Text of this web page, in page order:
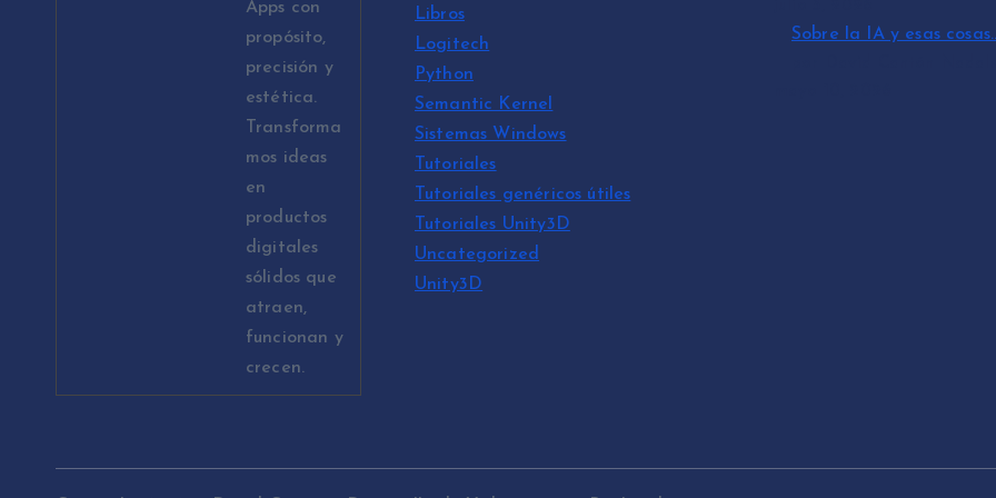
Apps con
propósito,
precisión y
estética.
Transforma
mos ideas
en
productos
digitales
sólidos que
atraen,
funcionan y
crecen.
Libros
Logitech
Python
Semantic Kernel
Sistemas Windows
Tutoriales
Tutoriales genéricos útiles
Tutoriales Unity3D
Uncategorized
Unity3D
Sobre la IA y esas